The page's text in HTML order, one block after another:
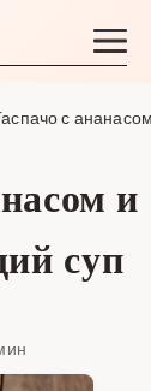
с
и
суп